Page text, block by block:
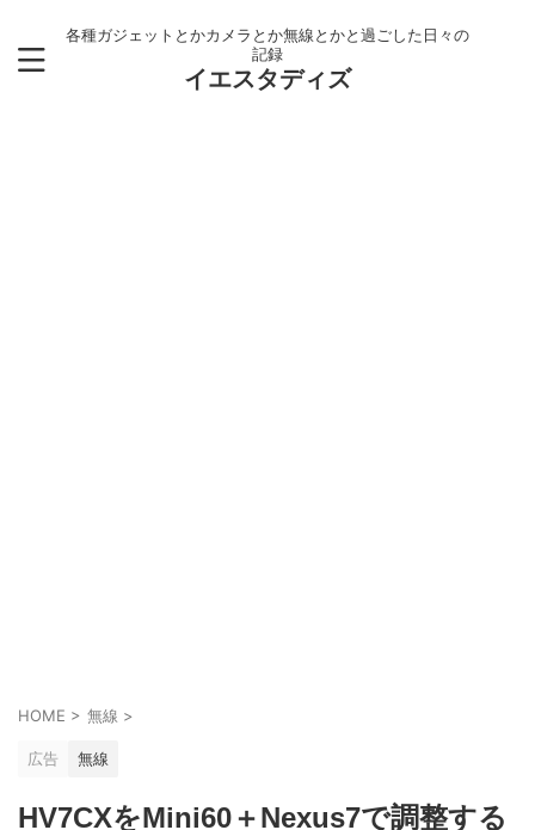
各種ガジェットとかカメラとか無線とかと過ごした日々の
記録
イエスタディズ
HOME > 無線 >
広告 無線
HV7CXをMini60＋Nexus7で調整する